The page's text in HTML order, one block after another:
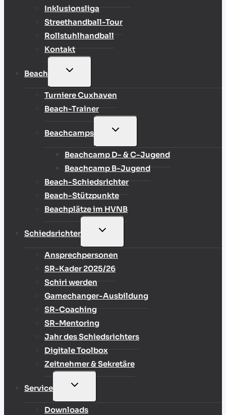
Inklusionsliga
Streethandball-Tour
Rollstuhlhandball
Kontakt
Beach
UNTERMENÜ
Turniere Cuxhaven
Beach-Trainer
Beachcamps
UNTERMENÜ
Beachcamp D- & C-Jugend
Beachcamp B-Jugend
Beach-Schiedsrichter
Beach-Stützpunkte
Beachplätze im HVNB
Schiedsrichter
UNTERMENÜ
Ansprechpersonen
SR-Kader 2025/26
Schiri werden
Gamechanger-Ausbildung
SR-Coaching
SR-Mentoring
Jahr des Schiedsrichters
Digitale Toolbox
Zeitnehmer & Sekretäre
Service
UNTERMENÜ
Downloads